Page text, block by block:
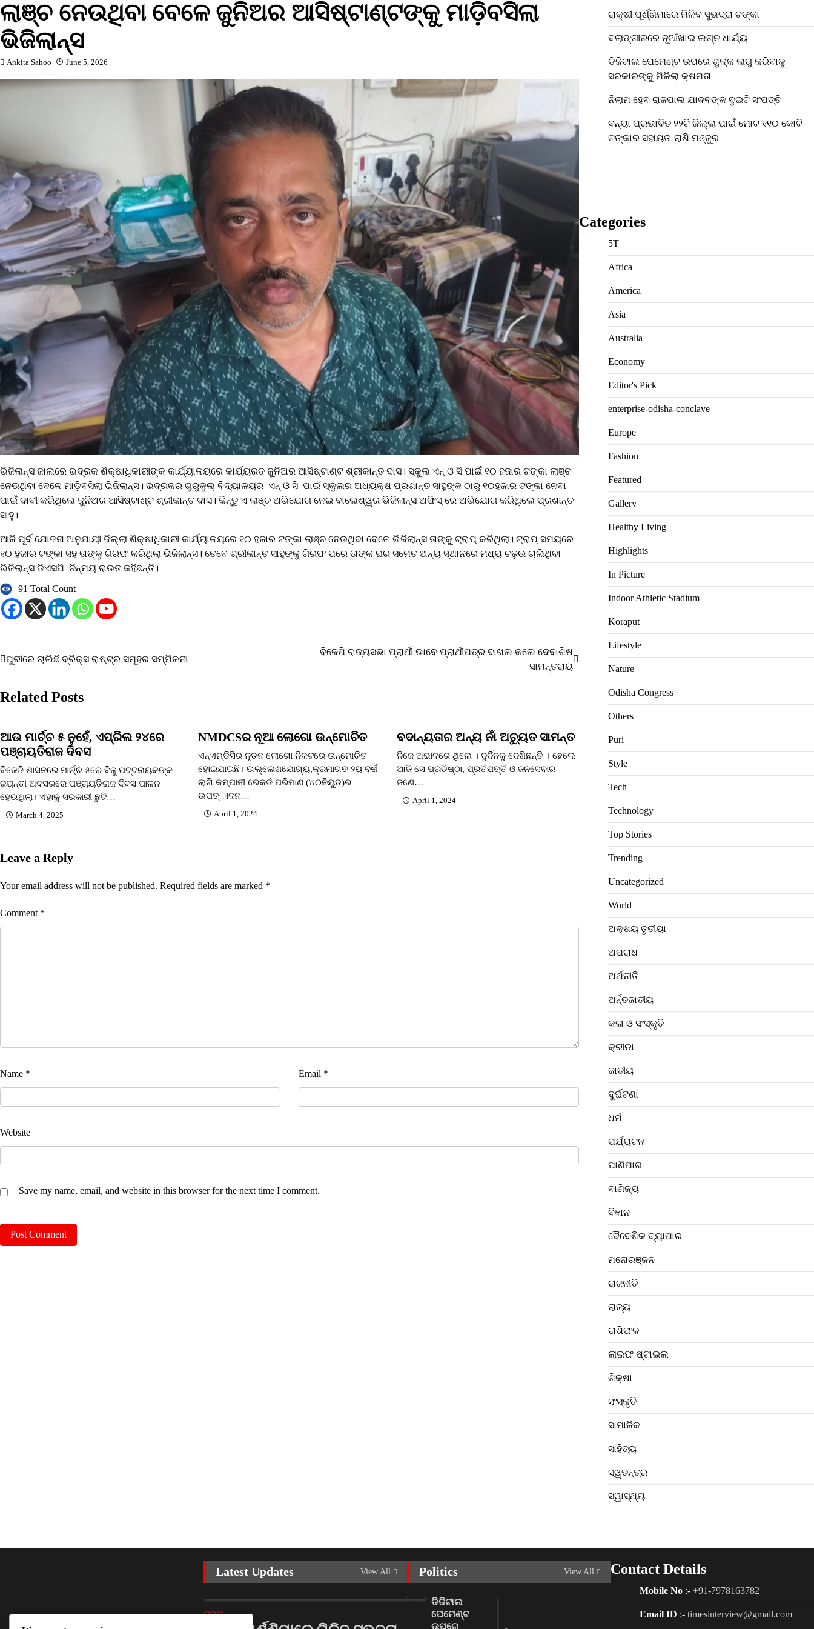
ଲାଞ୍ଚ ନେଉଥିବା ବେଳେ ଜୁନିଅର ଆସିଷ୍ଟାଣ୍ଟଙ୍କୁ ମାଡ଼ିବସିଲା
ଭିଜିଲାନ୍ସ
Ankita Sahoo June 5, 2026
ଭିଜିଲାନ୍ସ ଜାଲରେ ଭଦ୍ରକ ଶିକ୍ଷାଧିକାରୀଙ୍କ କାର୍ଯ୍ୟାଳୟରେ କାର୍ଯ୍ୟରତ ଜୁନିଅର ଆସିଷ୍ଟାଣ୍ଟ ଶ୍ରୀକାନ୍ତ ଦାସ। ସ୍କୁଲ ଏନ୍ ଓ ସି ପାଇଁ ୧୦ ହଜାର ଟଙ୍କା ଲାଞ୍ଚ
ନେଉଥିବା ବେଳେ ମାଡ଼ିବସିଲା ଭିଜିଲାନ୍ସ। ଭଦ୍ରକର ଗୁରୁକୁଲ୍ ବିଦ୍ୟାଳୟର ଏନ୍ ଓ ସି ପାଇଁ ସ୍କୁଲର ଅଧ୍ୟକ୍ଷ ପ୍ରଶାନ୍ତ ସାହୁଙ୍କ ଠାରୁ ୧୦ହଜାର ଟଙ୍କା ନେବା
ପାଇଁ ଦାବୀ କରିଥିଲେ ଜୁନିଅର ଆସିଷ୍ଟାଣ୍ଟ ଶ୍ରୀକାନ୍ତ ଦାସ। କିନ୍ତୁ ଏ ଲାଞ୍ଚ ଅଭିଯୋଗ ନେଇ ବାଲେଶ୍ୱର ଭିଜିଲାନ୍ସ ଅଫିସ୍ ରେ ଅଭିଯୋଗ କରିଥିଲେ ପ୍ରଶାନ୍ତ
ସାହୁ।
ଆଜି ପୂର୍ବ ଯୋଜନା ଅନୁଯାୟୀ ଜିଲ୍ଲା ଶିକ୍ଷାଧିକାରୀ କାର୍ଯ୍ୟାଳୟରେ ୧୦ ହଜାର ଟଙ୍କା ଲାଞ୍ଚ ନେଉଥିବା ବେଳେ ଭିଜିଲାନ୍ସ ତାଙ୍କୁ ଟ୍ରାପ୍ କରିଥିଲା। ଟ୍ରାପ୍ ସମୟରେ
୧୦ ହଜାର ଟଙ୍କା ସହ ତାଙ୍କୁ ଗିରଫ କରିଥିଲା ଭିଜିଲାନ୍ସ। ତେବେ ଶ୍ରୀକାନ୍ତ ସାହୁଙ୍କୁ ଗିରଫ ପରେ ତାଙ୍କ ଘର ସମେତ ଅନ୍ୟ ସ୍ଥାନରେ ମଧ୍ୟ ଚଢ଼ଉ ଚାଲିଥିବା
ଭିଜିଲାନ୍ସ ଡିଏସପି ଚିନ୍ମୟ ରାଉତ କହିଛନ୍ତି।
91 Total Count
Post
ପୁରୀରେ ଚାଲିଛି ବ୍ରିକ୍ସ ରାଷ୍ଟ୍ର ସମୂହର ସମ୍ମିଳନୀ
ବିଜେପି ରାଜ୍ୟସଭା ପ୍ରାର୍ଥୀ ଭାବେ ପ୍ରାର୍ଥୀପତ୍ର ଦାଖଲ କଲେ ଦେବାଶିଷ
ସାମନ୍ତରାୟ
Related Posts
ଆଉ ମାର୍ଚ୍ଚ ୫ ନୁହେଁ, ଏପ୍ରିଲ ୨୪ରେ
ପଞ୍ଚାୟତିରାଜ ଦିବସ
ବିଜେଡି ଶାସନରେ ମାର୍ଚ୍ଚ ୫ରେ ବିଜୁ ପଟ୍ଟନାୟକଙ୍କ
ଜୟନ୍ତୀ ଅବସରରେ ପଞ୍ଚାୟତିରାଜ ଦିବସ ପାଳନ
ହେଉଥିଲା। ଏହାକୁ ସରକାରୀ ଛୁଟି…
March 4, 2025
NMDCSର ନୂଆ ଲୋଗୋ ଉନ୍ମୋଚିତ
ଏନ୍ଏମ୍ଡିସିର ନୂତନ ଲୋଗୋ ନିକଟରେ ଉନ୍ମୋଚିତ
ହୋଇଯାଇଛି। ଉଲ୍ଲେଖଯୋଗ୍ୟ,କ୍ରମାଗତ ୨ୟ ବର୍ଷ
ଲାଗି କମ୍ପାନୀ ରେକର୍ଡ ପରିମାଣ (୪୦ନିୟୁତ)ର
ଉପତ୍ାଦନ…
April 1, 2024
ବଦାନ୍ୟତାର ଅନ୍ୟ ନାଁ ଅଚ୍ୟୁତ ସାମନ୍ତ
ନିଜେ ଅଭାବରେ ଥିଲେ । ଦୁର୍ଦିନକୁ ଦେଖିଛନ୍ତି । ହେଲେ
ଆଜି ସେ ପ୍ରତିଷ୍ଠା, ପ୍ରତିପତ୍ତି ଓ ଜନସେବାର
ଜଣେ…
April 1, 2024
Leave a Reply
Your email address will not be published. Required fields are marked *
Comment *
Name * Email *
Website
Save my name, email, and website in this browser for the next time I comment.
ରାକ୍ଷୀ ପୂର୍ଣ୍ଣିମାରେ ମିଳିବ ସୁଭଦ୍ରା ଟଙ୍କା
ବଲାଙ୍ଗୀରରେ ନୂଆଁଖାଇ ଲଗ୍ନ ଧାର୍ଯ୍ୟ
ଡିଜିଟାଲ ପେମେଣ୍ଟ ଉପରେ ଶୁଳ୍କ ଲାଗୁ କରିବାକୁ
ସରକାରଙ୍କୁ ମିଳିଲା କ୍ଷମତା
ନିଲାମ ହେବ ରାଜପାଲ ଯାଦବଙ୍କ ଦୁଇଟି ସଂପତ୍ତି
ବନ୍ୟା ପ୍ରଭାବିତ ୨୨ଟି ଜିଲ୍ଲା ପାଇଁ ମୋଟ ୧୧୦ କୋଟି
ଟଙ୍କାର ସହାୟତା ରାଶି ମଞ୍ଜୁର
Categories
5T
Africa
America
Asia
Australia
Economy
Editor's Pick
enterprise-odisha-conclave
Europe
Fashion
Featured
Gallery
Healthy Living
Highlights
In Picture
Indoor Athletic Stadium
Koraput
Lifestyle
Nature
Odisha Congress
Others
Puri
Style
Tech
Technology
Top Stories
Trending
Uncategorized
World
ଅକ୍ଷୟ ତୃତୀୟା
ଅପରାଧ
ଅର୍ଥନୀତି
ଅର୍ନ୍ତଜାତୀୟ
କଳା ଓ ସଂସ୍କୃତି
କ୍ରୀଡା
ଜାତୀୟ
ଦୁର୍ଘଟଣା
ଧର୍ମ
ପର୍ଯ୍ୟଟନ
ପାଣିପାଗ
ବାଣିଜ୍ୟ
ବିଜ୍ଞାନ
ବୈଦେଶିକ ବ୍ୟାପାର
ମନୋରଞ୍ଜନ
ରାଜନୀତି
ରାଜ୍ୟ
ରାଶିଫଳ
ଲାଇଫ ଷ୍ଟାଇଲ
ଶିକ୍ଷା
ସଂସ୍କୃତି
ସାମାଜିକ
ସାହିତ୍ୟ
ସ୍ୱତନ୍ତ୍ର
ସ୍ୱାସ୍ଥ୍ୟ
Latest Updates View All
ରାଜ୍ୟ
Politics View All
ଡିଜିଟାଲ
ପେମେଣ୍ଟ
ଉପରେ
Contact Details
Mobile No :- +91-7978163782
Email ID :- timesinterview@gmail.com